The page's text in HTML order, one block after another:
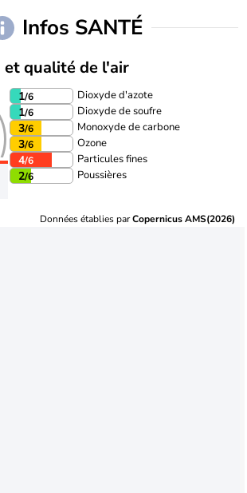
Infos SANTÉ
qualité de l'air
1/6 Dioxyde d'azote
1/6 Dioxyde de soufre
3/6 Monoxyde de carbone
3/6 Ozone
4/6 Particules fines
2/6 Poussières
Données établies parCopernicus AMS(2026)